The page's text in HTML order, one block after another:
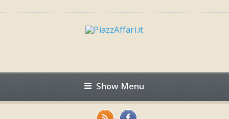
Show Menu